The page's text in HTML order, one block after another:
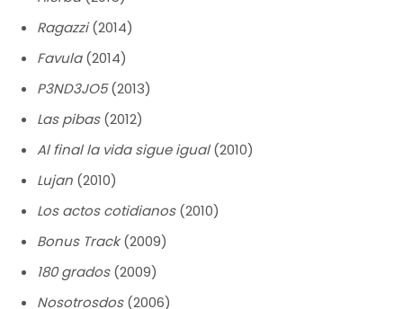
Ragazzi(2014)
Favula(2014)
P3ND3JO5(2013)
Las pibas(2012)
Al final la vida sigue igual(2010)
Lujan (2010)
Los actos cotidianos(2010)
Bonus Track(2009)
180 grados(2009)
Nosotrosdos(2006)